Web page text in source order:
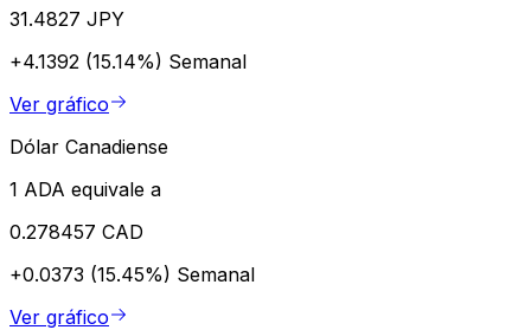
31.4827 JPY
+4.1392 (15.14%) Semanal
Ver gráfico
Dólar Canadiense
1 ADA equivale a
0.278457 CAD
+0.0373 (15.45%) Semanal
Ver gráfico